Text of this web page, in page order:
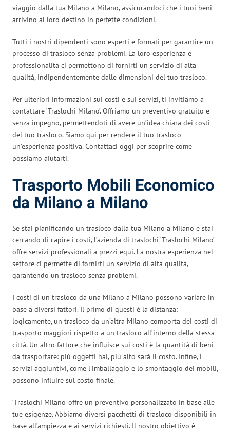
viaggio dalla tua Milano a Milano, assicurandoci che i tuoi beni
arrivino al loro destino in perfette condizioni.
Tutti i nostri dipendenti sono esperti e formati per garantire un
processo di trasloco senza problemi. La loro esperienza e
professionalità ci permettono di fornirti un servizio di alta
qualità, indipendentemente dalle dimensioni del tuo trasloco.
Per ulteriori informazioni sui costi e sui servizi, ti invitiamo a
contattare ‘Traslochi Milano’. Offriamo un preventivo gratuito e
senza impegno, permettendoti di avere un’idea chiara dei costi
del tuo trasloco. Siamo qui per rendere il tuo trasloco
un’esperienza positiva. Contattaci oggi per scoprire come
possiamo aiutarti.
Trasporto Mobili Economico
da Milano a Milano
Se stai pianificando un trasloco dalla tua Milano a Milano e stai
cercando di capire i costi, l’azienda di traslochi ‘Traslochi Milano’
offre servizi professionali a prezzi equi. La nostra esperienza nel
settore ci permette di fornirti un servizio di alta qualità,
garantendo un trasloco senza problemi.
I costi di un trasloco da una Milano a Milano possono variare in
base a diversi fattori. Il primo di questi è la distanza:
logicamente, un trasloco da un’altra Milano comporta dei costi di
trasporto maggiori rispetto a un trasloco all’interno della stessa
città. Un altro fattore che influisce sui costi è la quantità di beni
da trasportare: più oggetti hai, più alto sarà il costo. Infine, i
servizi aggiuntivi, come l’imballaggio e lo smontaggio dei mobili,
possono influire sul costo finale.
‘Traslochi Milano’ offre un preventivo personalizzato in base alle
tue esigenze. Abbiamo diversi pacchetti di trasloco disponibili in
base all’ampiezza e ai servizi richiesti. Il nostro obiettivo è